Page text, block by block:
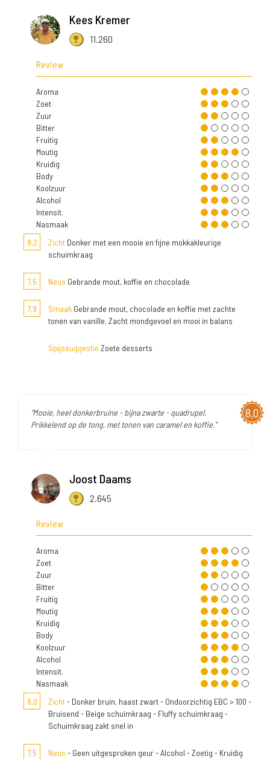
Kees Kremer
11.260
Review
Aroma
Zoet
Zuur
Bitter
Fruitig
Moutig
Kruidig
Body
Koolzuur
Alcohol
Intensit.
Nasmaak
8,2
Zicht Donker met een mooie en fijne mokkakleurige
schuimkraag
7,5 Neus Gebrande mout, koffie en chocolade
7,9 Smaak Gebrande mout, chocolade en koffie met zachte
tonen van vanille. Zacht mondgevoel en mooi in balans
Spijssuggestie Zoete desserts
8,0
"Mooie, heel donkerbruine - bijna zwarte - quadrupel.
Prikkelend op de tong, met tonen van caramel en koffie."
Joost Daams
2.645
Review
Aroma
Zoet
Zuur
Bitter
Fruitig
Moutig
Kruidig
Body
Koolzuur
Alcohol
Intensit.
Nasmaak
8,0
Zicht- Donker bruin, haast zwart - Ondoorzichtig EBC > 100 -
Bruisend - Beige schuimkraag - Fluffy schuimkraag -
Schuimkraag zakt snel in
7,5 Neus - Geen uitgesproken geur - Alcohol - Zoetig - Kruidig